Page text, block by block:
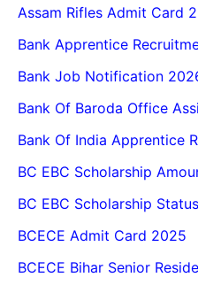
Assam Rifles Admit Card
Bank Apprentice
Bank Job Notification
Bank Of Baroda Office
Bank Of India Apprentice
BC EBC Scholarship
BC EBC Scholarship Status
BCECE Admit Card 2025
BCECE Bihar Senior